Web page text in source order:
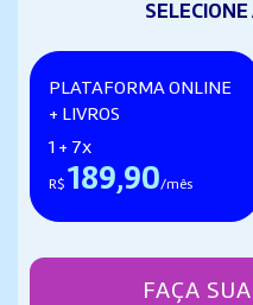
PLATAFORMA ONLINE
+ LIVROS
1 + 7x
R$ 189,90/mês
FAÇA